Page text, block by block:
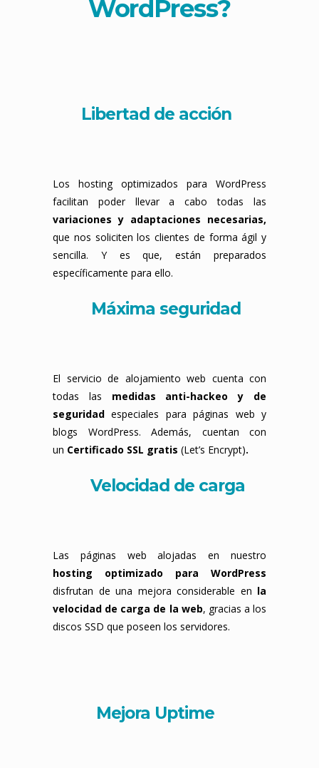
WordPress?
Libertad de acción
Los hosting optimizados para WordPress
facilitan poder llevar a cabo todas las
variaciones y adaptaciones necesarias,
que nos soliciten los clientes de forma ágil y
sencilla. Y es que, están preparados
específicamente para ello.
Máxima seguridad
El servicio de alojamiento web cuenta con
todas las medidas anti-hackeo y de
seguridad especiales para páginas web y
blogs WordPress. Además, cuentan con
un Certificado SSL gratis (Let’s Encrypt).
Velocidad de carga
Las páginas web alojadas en nuestro
hosting optimizado para WordPress
disfrutan de una mejora considerable en la
velocidad de carga de la web, gracias a los
discos SSD que poseen los servidores.
Mejora Uptime